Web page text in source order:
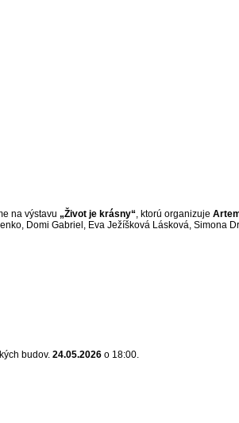
na výstavu „Život je krásny“, ktorú organizuje
Domi Gabriel, Eva Ježíšková Lásková, Simona
budov. 24.05.2026 o 18:00.